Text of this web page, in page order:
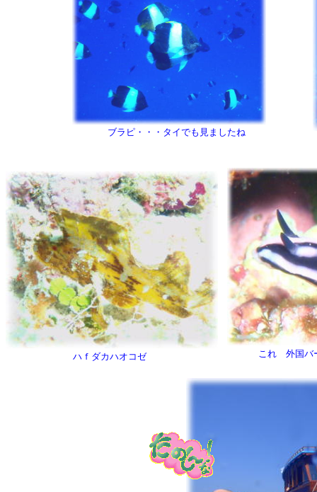
これ 外国バ
ハｆダカハオコゼ
ブラピ・・・タイでも見ましたね